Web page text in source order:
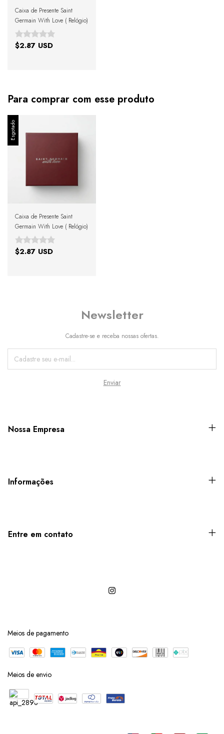
Caixa de Presente Saint
Germain With Love ( Relógio)
$2.87 USD
Para comprar com esse produto
Esgotado
Caixa de Presente Saint
Germain With Love ( Relógio)
$2.87 USD
Newsletter
Cadastre-se e receba nossas ofertas.
Nossa Empresa
Informações
Entre em contato
Meios de pagamento
Meios de envio